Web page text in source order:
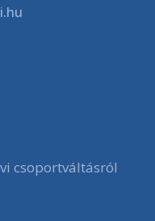
csoportváltásról